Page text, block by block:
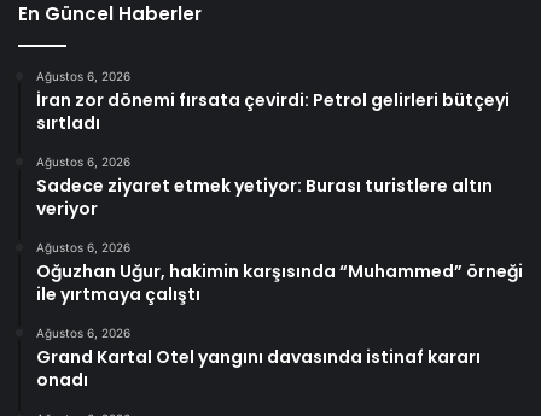
En Güncel Haberler
Ağustos 6, 2026
İran zor dönemi fırsata çevirdi: Petrol gelirleri bütçeyi
sırtladı
Ağustos 6, 2026
Sadece ziyaret etmek yetiyor: Burası turistlere altın
veriyor
Ağustos 6, 2026
Oğuzhan Uğur, hakimin karşısında “Muhammed” örneği
ile yırtmaya çalıştı
Ağustos 6, 2026
Grand Kartal Otel yangını davasında istinaf kararı
onadı